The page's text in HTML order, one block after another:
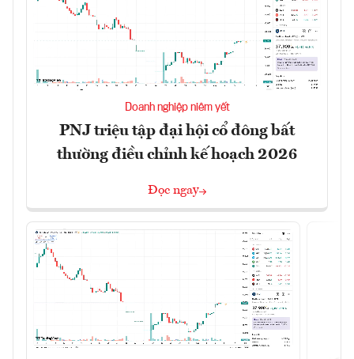
Doanh nghiệp niêm yết
PNJ triệu tập đại hội cổ đông bất
thường điều chỉnh kế hoạch 2026
Đọc ngay